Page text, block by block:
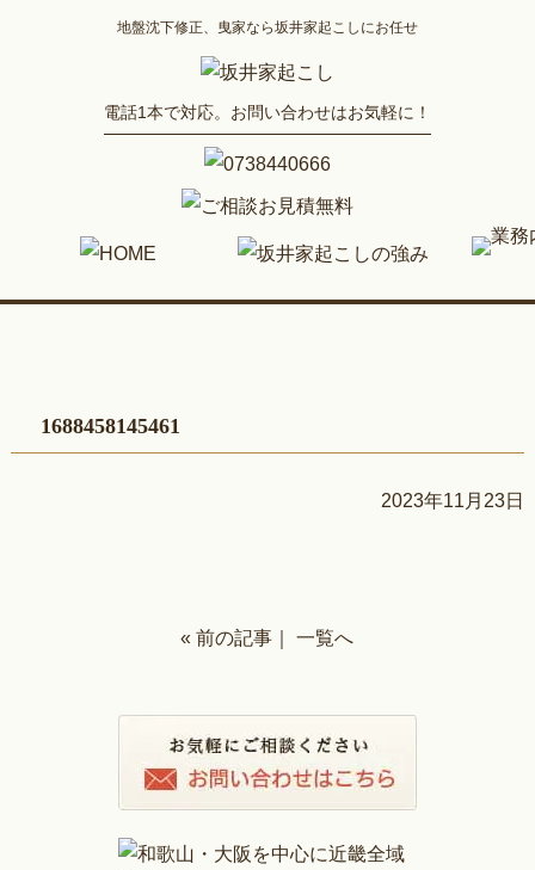
地盤沈下修正、曳家なら坂井家起こしにお任せ
電話1本で対応。お問い合わせはお気軽に！
1688458145461
2023年11月23日
« 前の記事 一覧へ